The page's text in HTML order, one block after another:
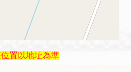
置以地址為準